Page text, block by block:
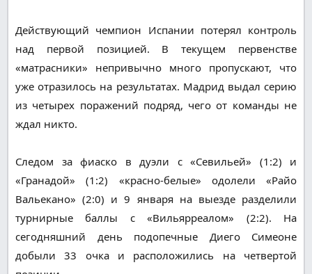
Действующий чемпион Испании потерял контроль
над первой позицией. В текущем первенстве
«матрасники» непривычно много пропускают, что
уже отразилось на результатах. Мадрид выдал серию
из четырех поражений подряд, чего от команды не
ждал никто.
Следом за фиаско в дуэли с «Севильей» (1:2) и
«Гранадой» (1:2) «красно-белые» одолели «Райо
Вальекано» (2:0) и 9 января на выезде разделили
турнирные баллы с «Вильярреалом» (2:2). На
сегодняшний день подопечные Диего Симеоне
добыли 33 очка и расположились на четвертой